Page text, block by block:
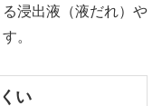
浸出液（液だれ）や
。
い